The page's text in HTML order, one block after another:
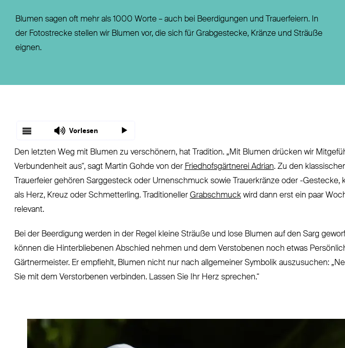
Basisrente / Rürup-Rente
Klassische Rentenversicherung
Blumen sagen oft mehr als 1000 Worte – auch bei Beerdigungen und Trauerfeiern. In
der Fotostrecke stellen wir Blumen vor, die sich für Grabgestecke, Kränze und Sträuße
eignen.
Vorlesen
Den letzten Weg mit Blumen zu verschönern, hat Tradition. „Mit Blumen drücken wir
Verbundenheit aus“, sagt Martin Gohde von der Friedhofsgärtnerei Adrian. Zu den
Trauerfeier gehören Sarggesteck oder Urnenschmuck sowie Trauerkränze oder -Gestecke,
als Herz, Kreuz oder Schmetterling. Traditioneller Grabschmuckwird dann erst ein paar
relevant.
Bei der Beerdigung werden in der Regel kleine Sträuße und lose Blumen auf den Sarg
können die Hinterbliebenen Abschied nehmen und dem Verstobenen noch etwas
Gärtnermeister. Er empfiehlt, Blumen nicht nur nach allgemeiner Symbolik auszusuchen:
Sie mit dem Verstorbenen verbinden. Lassen Sie Ihr Herz sprechen.“